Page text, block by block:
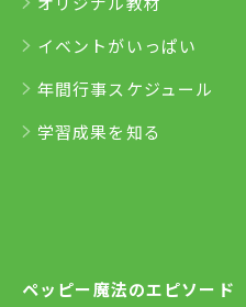
イベントがいっぱい
年間行事スケジュール
学習成果を知る
ペッピー魔法のエピソード